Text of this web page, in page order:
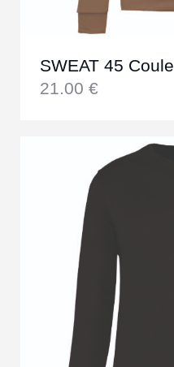
SWEAT 45
21.00€